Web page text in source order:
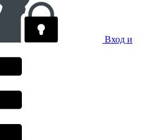
Вход и